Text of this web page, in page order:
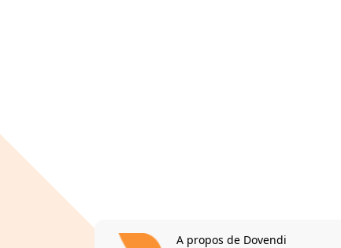
A propos de Dovendi